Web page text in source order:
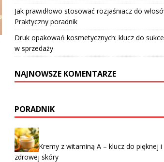
Jak prawidłowo stosować rozjaśniacz do
Praktyczny poradnik
Druk opakowań kosmetycznych: klucz do
w sprzedaży
NAJNOWSZE KOMENTARZE
PORADNIK
Kremy z witaminą A – klucz do pięknej i
zdrowej skóry